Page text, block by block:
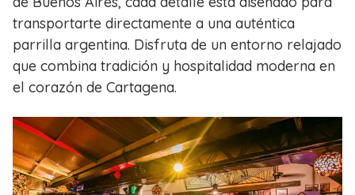
transportarte directamente a una auténtica
parrilla argentina. Disfruta de un entorno relajado
que combina tradición y hospitalidad moderna en
el corazón de Cartagena.